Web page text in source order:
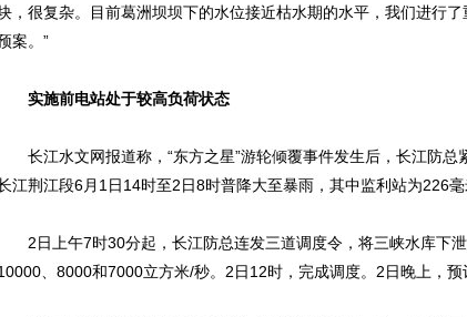
，很复杂。目前葛洲坝坝下的水位接近枯水期的水平，我们进行
案。”
实施前电站处于较高负荷状态
长江水文网报道称，“东方之星”游轮倾覆事件发生后，长江防总
江荆江段6月1日14时至2日8时普降大至暴雨，其中监利站为226
2日上午7时30分起，长江防总连发三道调度令，将三峡水库下
、8000和7000立方米/秒。2日12时，完成调度。2日晚上，预